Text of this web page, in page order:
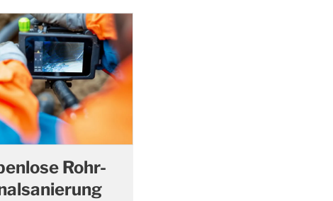
Rohr-